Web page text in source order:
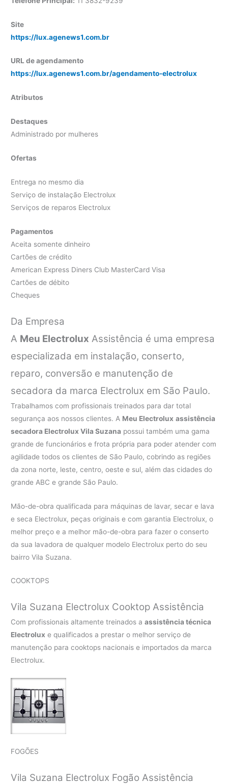
Site
https://lux.agenews1.com.br
URL de agendamento
https://lux.agenews1.com.br/agendamento-electrolux
Atributos
Destaques
Administrado por mulheres
Ofertas
Entrega no mesmo dia
Serviço de instalação Electrolux
Serviços de reparos Electrolux
Pagamentos
Aceita somente dinheiro
Cartões de crédito
American Express Diners Club MasterCard Visa
Cartões de débito
Cheques
Da Empresa
A Meu Electrolux Assistência é uma empresa
especializada em instalação, conserto,
reparo, conversão e manutenção de
secadora da marca Electrolux em São Paulo.
Trabalhamos com profissionais treinados para dar total
segurança aos nossos clientes. A Meu Electrolux assistência
secadora Electrolux Vila Suzana possui também uma gama
grande de funcionários e frota própria para poder atender com
agilidade todos os clientes de São Paulo, cobrindo as regiões
da zona norte, leste, centro, oeste e sul, além das cidades do
grande ABC e grande São Paulo.
Mão-de-obra qualificada para máquinas de lavar, secar e lava
e seca Electrolux, peças originais e com garantia Electrolux, o
melhor preço e a melhor mão-de-obra para fazer o conserto
da sua lavadora de qualquer modelo Electrolux perto do seu
bairro Vila Suzana.
COOKTOPS
Vila Suzana Electrolux Cooktop Assistência
Com profissionais altamente treinados aassistência técnica
Electrolux e qualificados a prestar o melhor serviço de
manutenção para cooktops nacionais e importados da marca
Electrolux.
FOGÕES
Vila Suzana Electrolux Fogão Assistência